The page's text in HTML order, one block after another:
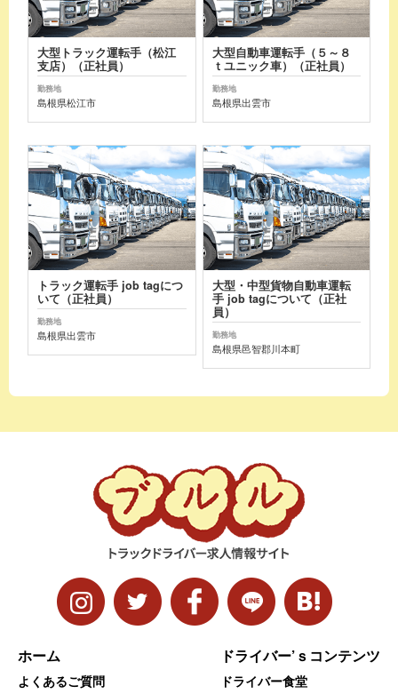
大型トラック運転手（松江
支店）（正社員）
勤務地
島根県松江市
大型自動車運転手（５～８
ｔユニック車）（正社員）
勤務地
島根県出雲市
トラック運転手 job tagにつ
いて（正社員）
勤務地
島根県出雲市
大型・中型貨物自動車運転
手 job tagについて（正社
員）
勤務地
島根県邑智郡川本町
ホーム
よくあるご質問
ドライバー’ｓコンテンツ
ドライバー食堂